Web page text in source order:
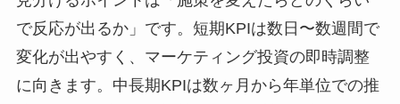
で反応が出るか」です。短期KPIは数日〜数週間で
変化が出やすく、マーケティング投資の即時調整
に向きます。中長期KPIは数ヶ月から年単位での推